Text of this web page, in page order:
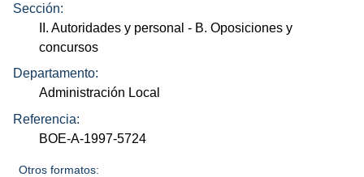
Sección:
II. Autoridades y personal - B. Oposiciones y
concursos
Departamento:
Administración Local
Referencia:
BOE-A-1997-5724
Otros formatos: